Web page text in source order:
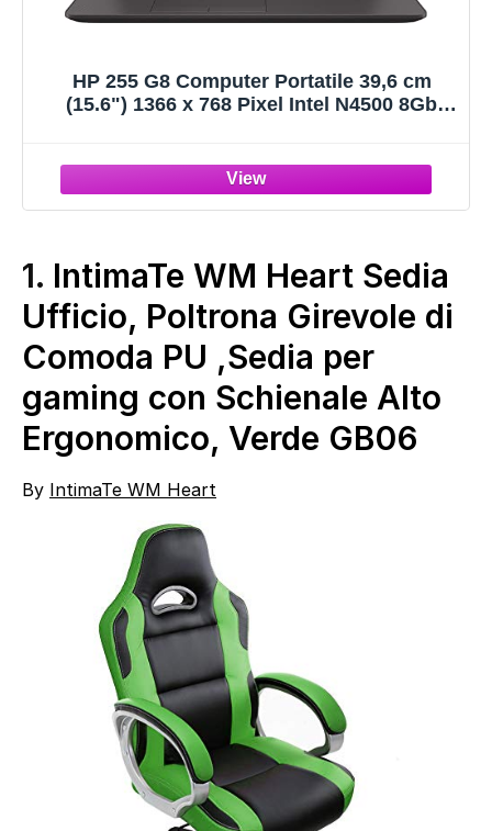
HP 255 G8 Computer Portatile 39,6 cm
(15.6") 1366 x 768 Pixel Intel N4500 8Gb
1. IntimaTe WM Heart Sedia
Ufficio, Poltrona Girevole di
Comoda PU ,Sedia per
gaming con Schienale Alto
Ergonomico, Verde GB06
By IntimaTe WM Heart